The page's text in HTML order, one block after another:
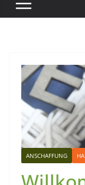
ANSCHAFFUNG